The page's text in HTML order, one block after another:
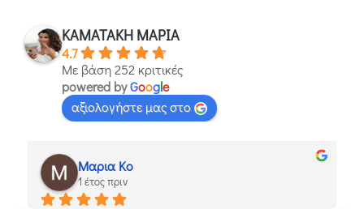
ΚΑΜΑΤΑΚΗ ΜΑΡΙΑ
4.7
Με βάση 252 κριτικές
powered byGoogle
αξιολογήστε μας στο
Μαρια Κο
1 έτος πριν